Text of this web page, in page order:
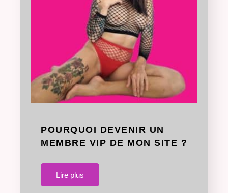
POURQUOI DEVENIR UN
MEMBRE VIP DE MON SITE ?
Lire plus